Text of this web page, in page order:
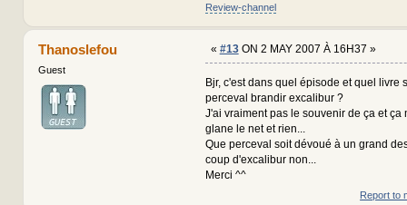
Review-channel
Thanoslefou
Guest
« #13ON 2 MAY 2007 À 16H37 »
Bjr, c'est dans quel épisode et quel livre
perceval brandir excalibur ?
J'ai vraiment pas le souvenir de ça et
glane le net et rien...
Que perceval soit dévoué à un grand
coup d'excalibur non...
Merci ^^
Report to